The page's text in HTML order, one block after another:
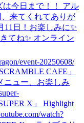
は今日まで！！ アル
来てくれてありが
日！お楽しみに✨
てね✨ オンライン
event-20250608/
CAFE」
ニュー、お楽しみ
X」 Highlight
watch?